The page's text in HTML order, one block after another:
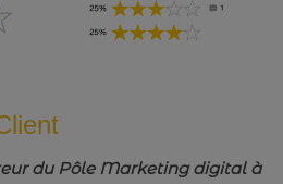
du Pôle Marketing digital à